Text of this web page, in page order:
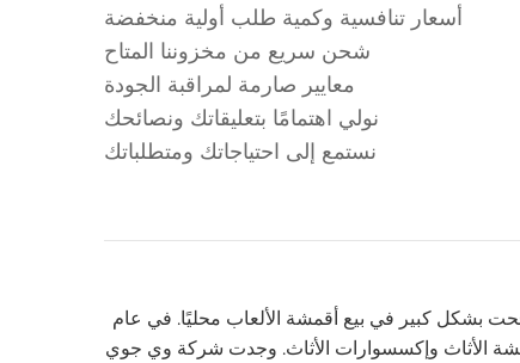
أسعار تنافسية وكمية طلب أولية منخفضة
شحن سريع من مخزوننا المتاح
معايير صارمة لمراقبة الجودة
نولي اهتمامًا بتعليقاتك ونصائحك
نستمع إلى احتياجاتك ومتطلباتك
نجحت بشكل كبير في بيع أقمشة الألعاب محليًا. في عام
الأثاث وإكسسوارات الأثاث. وجدت شركة وي جوي